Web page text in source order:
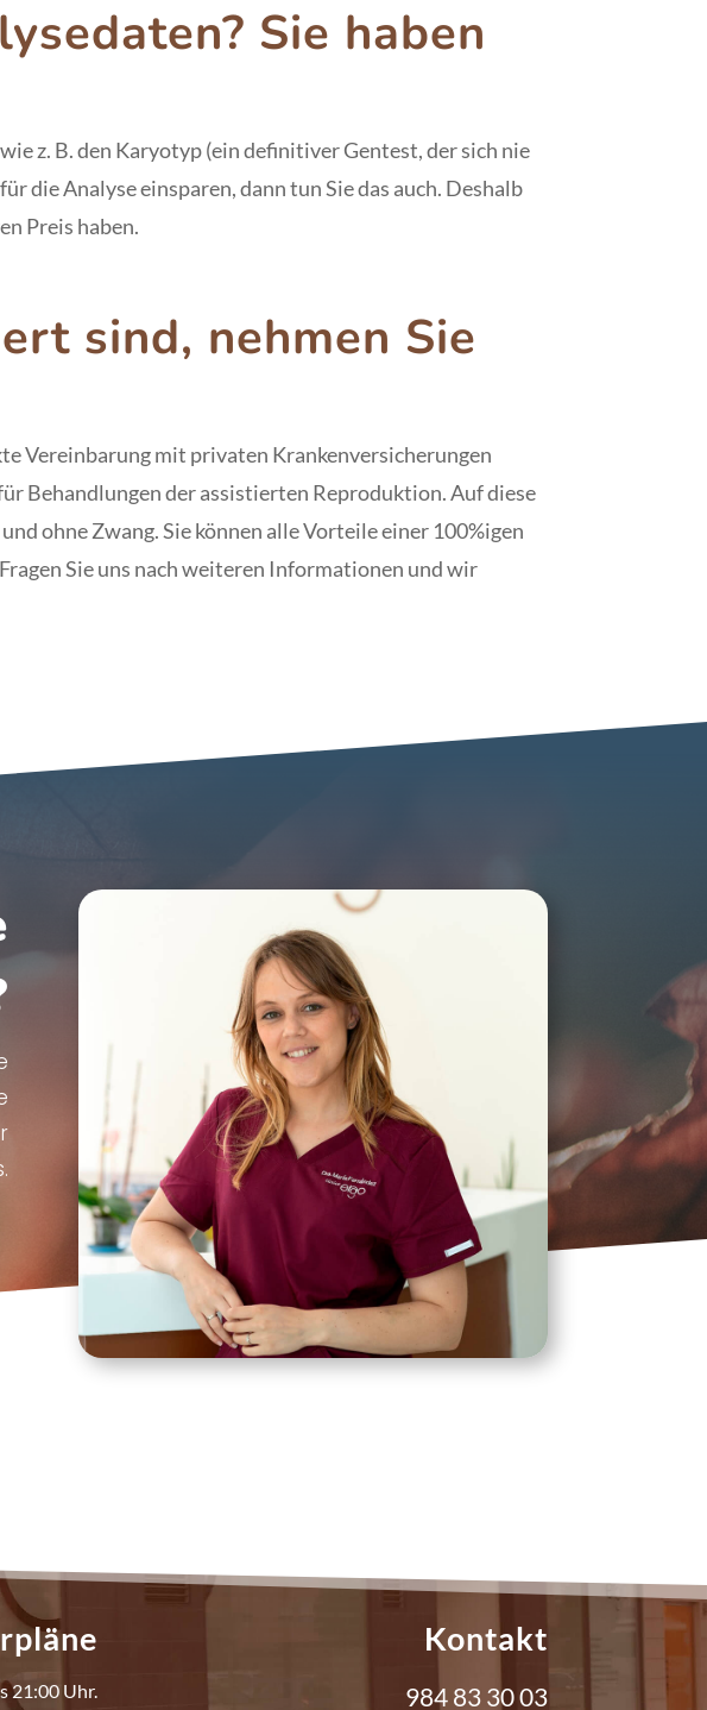
Sie haben
z. B. den Karyotyp (ein definitiver Gentest, der sich nie
die Analyse einsparen, dann tun Sie das auch. Deshalb
Preis haben.
sind, nehmen Sie
Vereinbarung mit privaten Krankenversicherungen
Behandlungen der assistierten Reproduktion. Auf diese
ohne Zwang. Sie können alle Vorteile einer 100%igen
Sie uns nach weiteren Informationen und wir
21:00 Uhr.
Kontakt
984 83 30 03